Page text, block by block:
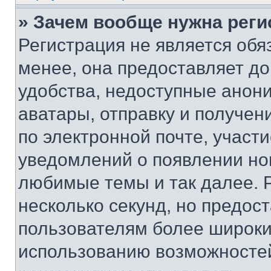
» Зачем вообще нужна
Регистрация не является
менее, она предоставляет
удобства, недоступные
аватары, отправку и
по электронной почте,
уведомлений о появлении
любимые темы и так далее.
несколько секунд, но
пользователям более
использованию